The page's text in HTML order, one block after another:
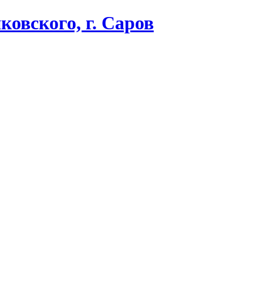
г. Саров